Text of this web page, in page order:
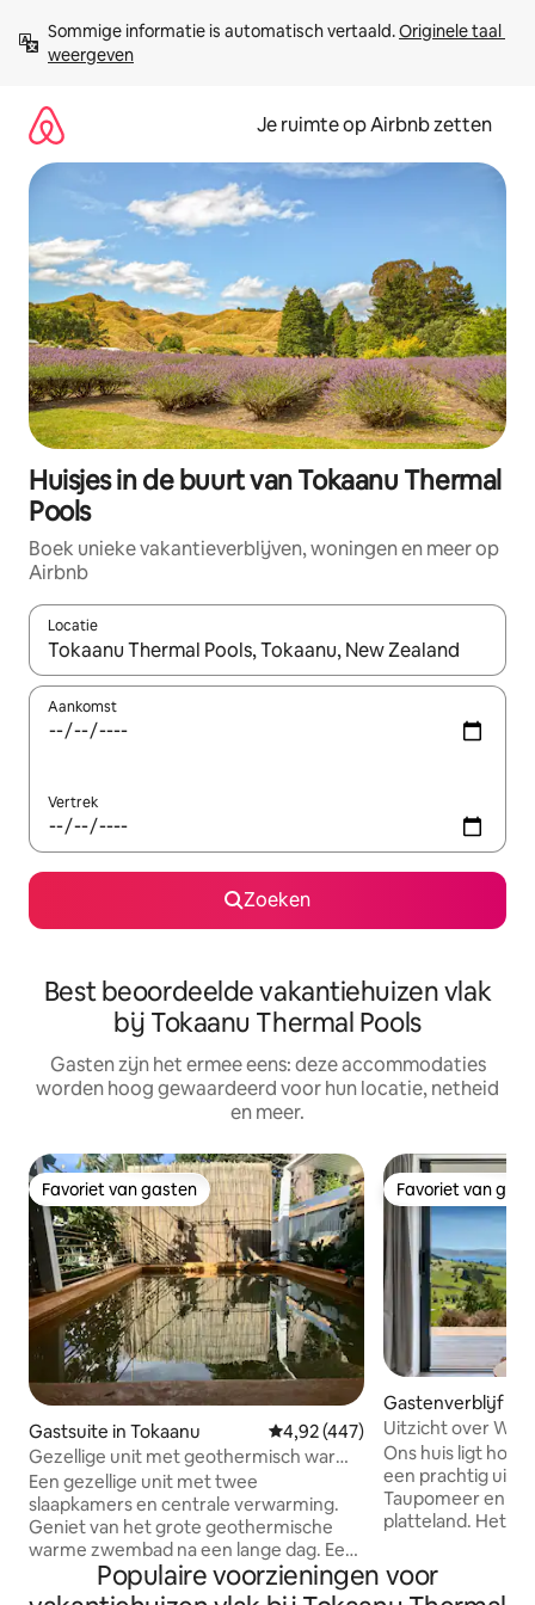
direct
naar
Sommige informatie is automatisch vertaald. Originele taal
weergeven
Je ruimte op Airbnb zetten
Huisjes in de buurt van Tokaanu Thermal
Pools
Boek unieke vakantieverblijven, woningen en meer op
Airbnb
Locatie
Wanneer er suggesties beschikbaar zijn, maak je een keuze
Aankomst
Vertrek
Zoeken
Best beoordeelde vakantiehuizen vlak
bij Tokaanu Thermal Pools
Gasten zijn het ermee eens: deze accommodaties
worden hoog gewaardeerd voor hun locatie, netheid
en meer.
Favoriet van gasten
Favoriet van gasten
Gastsuite in Tokaanu Gemiddelde beoordeling van
4,92 (447)
Gezellige unit met geothermisch warm
zwembad
Een gezellige unit met twee
slaapkamers en centrale verwarming.
Geniet van het grote geothermische
warme zwembad na een lange dag. Een
grote pooltafel, smart-tv, wifi. Een kleine
kitchenette voor lichte maaltijden en
Favoriet van
Favoriet van
Gastenverblijf in
Uitzicht over
Ons huis ligt
een prachtig
Taupomeer en
platteland. Het huisje met twee
loungeruimte
kitchenette,
Populaire voorzieningen voor